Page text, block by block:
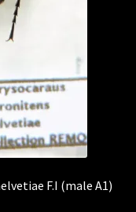
F.I (male A1)